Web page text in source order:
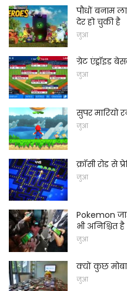
पौधों बनाम
देर हो चुकी है
जुआ
ग्रेट एंड्रॉइड
जुआ
सुपर मारियो
जुआ
क्रॉसी रोड से
जुआ
Pokemon
भी अनिश्चित है
जुआ
क्यों कुछ
जुआ